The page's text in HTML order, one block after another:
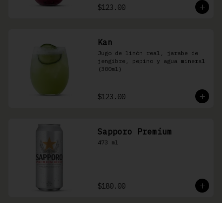
$123.00
Kan
Jugo de limón real, jarabe de
jengibre, pepino y agua mineral
(300ml)
$123.00
Sapporo Premium
473 ml
$180.00